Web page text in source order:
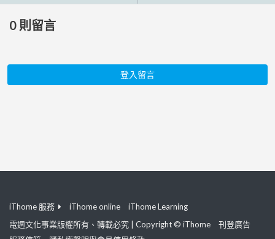
0 則留言
登入留言
iThome 服務 iThome online
iThome Learning
電週文化事業版權所有、轉載必究 | Copyright © iThome
刊登廣告